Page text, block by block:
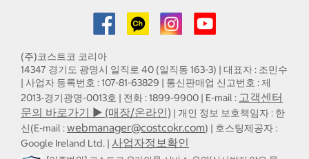
(주)코스트코 코리아
14347 경기도 광명시 일직로 40 (일직동 163-3) | 대표자 : 조민수
| 사업자 등록번호 : 107-81-63829 | 통신판매업 신고번호 : 제
2013-경기광명-0013호 | 전화 : 1899-9900 | E-mail : 고객센터
문의 바로가기 ▶ (매장/온라인) | 개인 정보 보호책임자 : 한
신(E-mail :webmanager@costcokr.com) | 호스팅제공자 :
Google Ireland Ltd. | 사업자정보확인